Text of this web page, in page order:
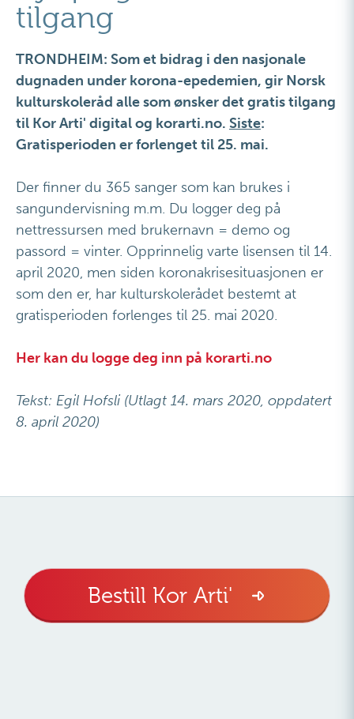
tilgang
TRONDHEIM: Som et bidrag i den nasjonale
dugnaden under korona-epedemien, gir Norsk
kulturskoleråd alle som ønsker det gratis tilgang
til Kor Arti' digital og korarti.no. Siste:
Gratisperioden er forlenget til 25. mai.
Der finner du 365 sanger som kan brukes i
sangundervisning m.m. Du logger deg på
nettressursen med brukernavn = demo og
passord = vinter. Opprinnelig varte lisensen til 14.
april 2020, men siden koronakrisesituasjonen er
som den er, har kulturskolerådet bestemt at
gratisperioden forlenges til 25. mai 2020.
Her kan du logge deg inn på korarti.no
Tekst: Egil Hofsli (Utlagt 14. mars 2020, oppdatert
8. april 2020)
Bestill Kor Arti'